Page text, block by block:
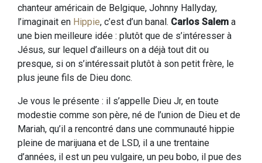
chanteur américain de Belgique, Johnny Hallyday,
l’imaginait en Hippie, c’est d’un banal. Carlos Salem a
une bien meilleure idée : plutôt que de s’intéresser à
Jésus, sur lequel d’ailleurs on a déjà tout dit ou
presque, si on s’intéressait plutôt à son petit frère, le
plus jeune fils de Dieu donc.
Je vous le présente : il s’appelle Dieu Jr, en toute
modestie comme son père, né de l’union de Dieu et de
Mariah, qu’il a rencontré dans une communauté hippie
pleine de marijuana et de LSD, il a une trentaine
d’années, il est un peu vulgaire, un peu bobo, il pue des